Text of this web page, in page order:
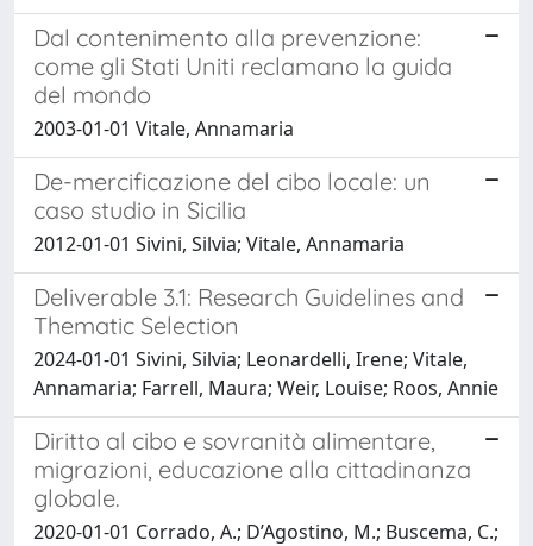
Dal contenimento alla prevenzione:
come gli Stati Uniti reclamano la guida
del mondo
2003-01-01 Vitale, Annamaria
De-mercificazione del cibo locale: un
caso studio in Sicilia
2012-01-01 Sivini, Silvia; Vitale, Annamaria
Deliverable 3.1: Research Guidelines and
Thematic Selection
2024-01-01 Sivini, Silvia; Leonardelli, Irene; Vitale,
Annamaria; Farrell, Maura; Weir, Louise; Roos, Annie
Diritto al cibo e sovranità alimentare,
migrazioni, educazione alla cittadinanza
globale.
2020-01-01 Corrado, A.; D’Agostino, M.; Buscema, C.;